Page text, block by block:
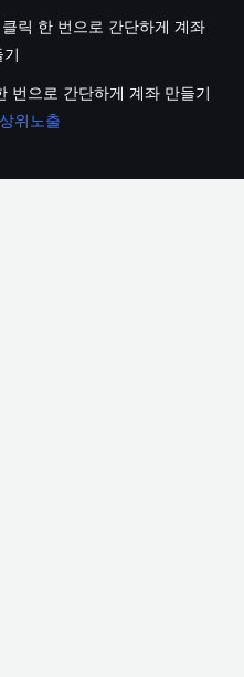
릭 한 번으로 간단하게 계좌
기
으로 간단하게 계좌 만들기
위노출